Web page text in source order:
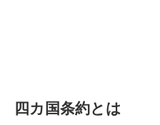
四カ国条約とは